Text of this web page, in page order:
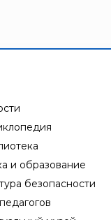
и образование
безопасности